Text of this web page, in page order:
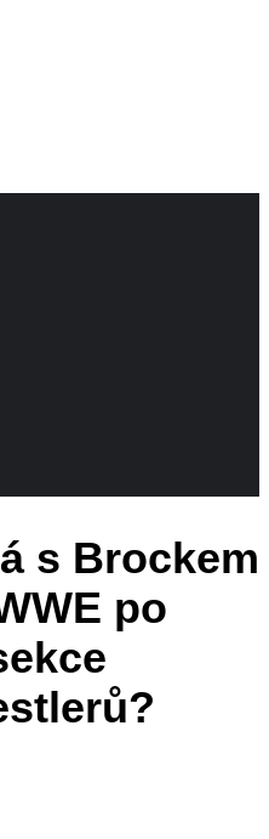
s Brockem
po